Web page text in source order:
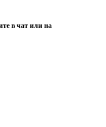
в чат или на